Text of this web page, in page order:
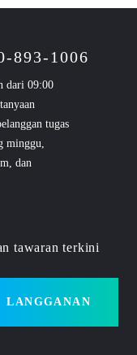
893-1006
dari 09:00
tugas
minggu,
dan
tawaran terkini
LANGGANAN